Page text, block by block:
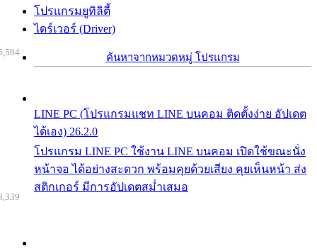
โปรแกรมยูทิลิตี้
ไดร์เวอร์ (Driver)
ค้นหาจากหมวดหมู่ โปรแกรม
LINE PC (โปรแกรมแชท LINE บนคอม ติดตั้งง่าย อัปเดต
ได้เอง) 26.2.0
โปรแกรม LINE PC ใช้งาน LINE บนคอม เปิดใช้ขณะนั่ง
หน้าจอ ได้อย่างสะดวก พร้อมคุยด้วยเสียง คุยเห็นหน้า ส่ง
สติกเกอร์ มีการอัปเดตสม่ำเสมอ